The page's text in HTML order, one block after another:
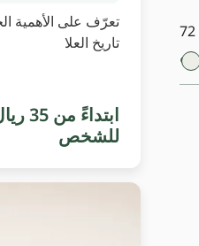
تعرّف على الأهمية
تاريخ العلا
للشخص